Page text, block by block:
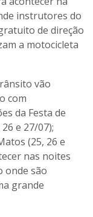
instrutores do
de direção
a motocicleta
vão
com
da Festa de
e 27/07);
(25, 26 e
nas noites
onde são
grande